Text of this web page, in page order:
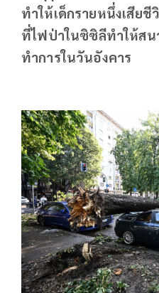
ทำให้เด็กรายหนึ่งเสีย
ที่ไฟป่าในซิซิลีทำให้ส
ทำการในวันอังคาร